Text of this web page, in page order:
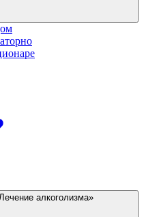
алкоголизма»